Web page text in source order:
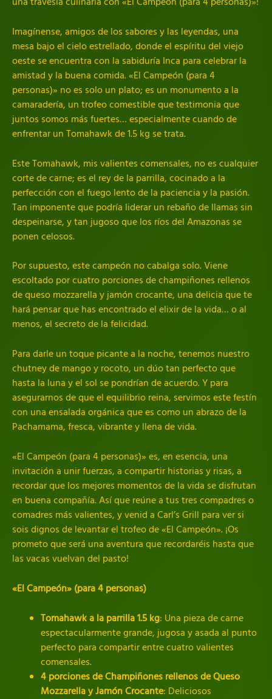
Imagínense, amigos de los sabores y las leyendas, una
mesa bajo el cielo estrellado, donde el espíritu del viejo
oeste se encuentra con la sabiduría Inca para celebrar la
amistad y la buena comida. «El Campeón (para 4
personas)» no es solo un plato; es un monumento a la
camaradería, un trofeo comestible que testimonia que
juntos somos más fuertes… especialmente cuando de
enfrentar un Tomahawk de 1.5 kg se trata.
Este Tomahawk, mis valientes comensales, no es cualquier
corte de carne; es el rey de la parrilla, cocinado a la
perfección con el fuego lento de la paciencia y la pasión.
Tan imponente que podría liderar un rebaño de llamas sin
despeinarse, y tan jugoso que los ríos del Amazonas se
ponen celosos.
Por supuesto, este campeón no cabalga solo. Viene
escoltado por cuatro porciones de champiñones rellenos
de queso mozzarella y jamón crocante, una delicia que te
hará pensar que has encontrado el elixir de la vida… o al
menos, el secreto de la felicidad.
Para darle un toque picante a la noche, tenemos nuestro
chutney de mango y rocoto, un dúo tan perfecto que
hasta la luna y el sol se pondrían de acuerdo. Y para
asegurarnos de que el equilibrio reina, servimos este festín
con una ensalada orgánica que es como un abrazo de la
Pachamama, fresca, vibrante y llena de vida.
«El Campeón (para 4 personas)» es, en esencia, una
invitación a unir fuerzas, a compartir historias y risas, a
recordar que los mejores momentos de la vida se disfrutan
en buena compañía. Así que reúne a tus tres compadres o
comadres más valientes, y venid a Carl’s Grill para ver si
sois dignos de levantar el trofeo de «El Campeón». ¡Os
prometo que será una aventura que recordaréis hasta que
las vacas vuelvan del pasto!
«El Campeón» (para 4 personas)
Tomahawk a la parrilla 1.5 kg: Una pieza de carne
espectacularmente grande, jugosa y asada al punto
perfecto para compartir entre cuatro valientes
comensales.
4 porciones de Champiñones rellenos de Queso
Mozzarella y Jamón Crocante: Deliciosos